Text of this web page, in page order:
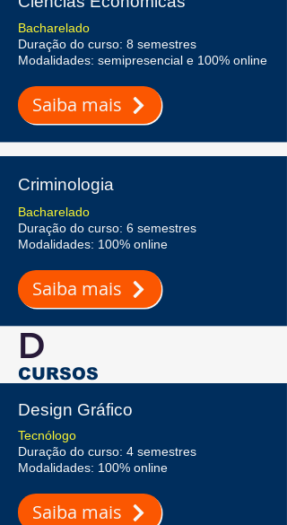
Bacharelado
Duração do curso: 8 semestres
Modalidades: semipresencial e 100% online
Saiba mais
Criminologia
Bacharelado
Duração do curso: 6 semestres
Modalidades: 100% online
Saiba mais
D
CURSOS
Design Gráfico
Tecnólogo
Duração do curso: 4 semestres
Modalidades: 100% online
Saiba mais